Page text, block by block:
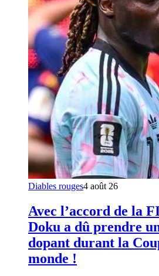
Diables rouges4 août 26
Avec l’accord de la
Doku a dû prendre
dopant durant la
monde !